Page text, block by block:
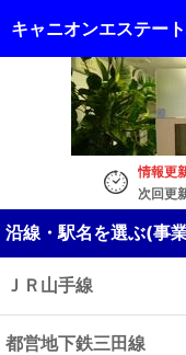
キャニオンエステー
情報更
次回更
沿線・駅名を選ぶ(事
ＪＲ山手線
都営地下鉄三田線